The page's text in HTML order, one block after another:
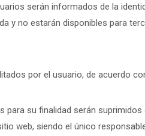
serán informados de la
y no estarán disponibles para
por el usuario, de acuerdo
su finalidad serán
web, siendo el único